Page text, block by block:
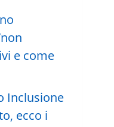
Inclusione
ecco i